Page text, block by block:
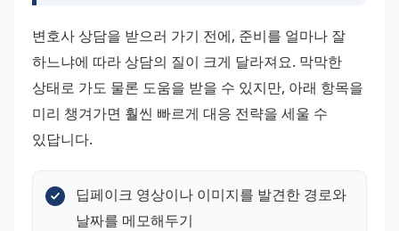
변호사 상담을 받으러 가기 전에, 준비를 얼마나 잘
하느냐에 따라 상담의 질이 크게 달라져요. 막막한
상태로 가도 물론 도움을 받을 수 있지만, 아래 항목을
미리 챙겨가면 훨씬 빠르게 대응 전략을 세울 수
있답니다.
딥페이크 영상이나 이미지를 발견한 경로와
날짜를 메모해두기